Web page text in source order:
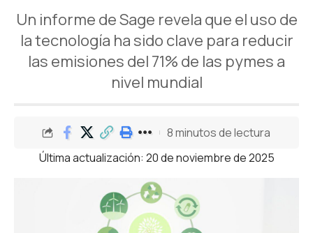
Un informe de Sage revela que el uso de
la tecnología ha sido clave para reducir
las emisiones del 71% de las pymes a
nivel mundial
Última actualización: 20 de noviembre de 2025
8 minutos de lectura